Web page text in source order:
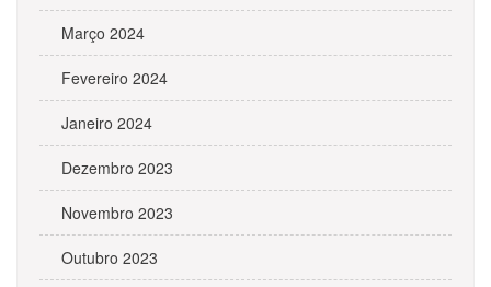
Março 2024
Fevereiro 2024
Janeiro 2024
Dezembro 2023
Novembro 2023
Outubro 2023